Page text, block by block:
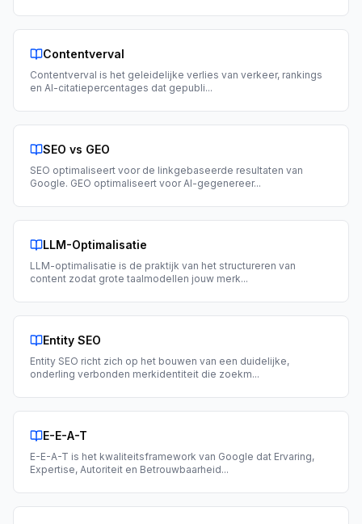
Contentverval
Contentverval is het geleidelijke verlies van verkeer, rankings
en AI-citatiepercentages dat gepubli...
SEO vs GEO
SEO optimaliseert voor de linkgebaseerde resultaten van
Google. GEO optimaliseert voor AI-gegenereer...
LLM-Optimalisatie
LLM-optimalisatie is de praktijk van het structureren van
content zodat grote taalmodellen jouw merk...
Entity SEO
Entity SEO richt zich op het bouwen van een duidelijke,
onderling verbonden merkidentiteit die zoekm...
E-E-A-T
E-E-A-T is het kwaliteitsframework van Google dat Ervaring,
Expertise, Autoriteit en Betrouwbaarheid...